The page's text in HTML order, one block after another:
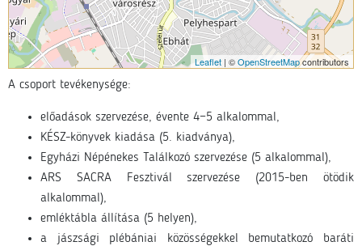
A csoport tevékenysége:
előadások szervezése, évente 4−5 alkalommal,
KÉSZ-könyvek kiadása (5. kiadványa),
Egyházi Népénekes Találkozó szervezése (5 alkalommal),
ARS SACRA Fesztivál szervezése (2015-ben ötödik
alkalommal),
emléktábla állítása (5 helyen),
a jászsági plébániai közösségekkel bemutatkozó baráti
Leaflet | ©OpenStreetMapcontributors